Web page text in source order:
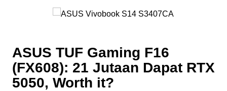
ASUS TUF Gaming F16
(FX608): 21 Jutaan Dapat RTX
5050, Worth it?